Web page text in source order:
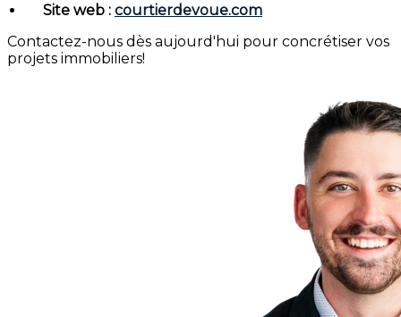
Site web : courtierdevoue.com
Contactez-nous dès aujourd'hui pour concrétiser vos
projets immobiliers!